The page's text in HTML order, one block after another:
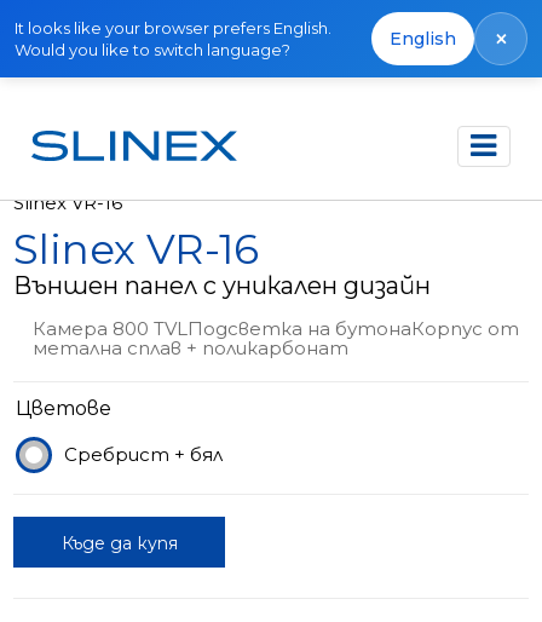
It looks like your browser prefers English.
Would you like to switch language?
English ×
Начало Продукти
Slinex VR-16
Slinex VR-16
Външен панел с уникален дизайн
Камера 800 TVLПодсветка на бутонаКорпус от
метална сплав + поликарбонат
Цветове
Сребрист + бял
Къде да купя